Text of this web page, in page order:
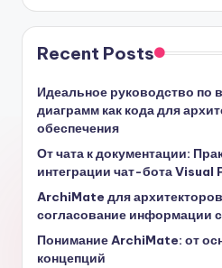
Recent Posts
Идеальное руководство по
диаграмм как кода для
обеспечения
От чата к документации:
интеграции чат-бота
ArchiMate для
согласование информации
Понимание ArchiMate: от
концепций